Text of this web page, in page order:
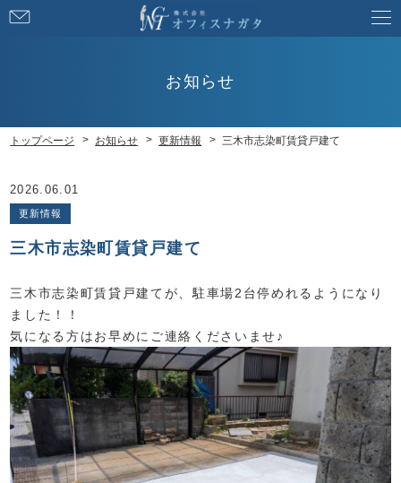
お知らせ
トップページ お知らせ 更新情報 三木市志染町賃貸戸建て
2026.06.01
更新情報
三木市志染町賃貸戸建て
三木市志染町賃貸戸建てが、駐車場2台停めれるようになり
ました！！
気になる方はお早めにご連絡くださいませ♪